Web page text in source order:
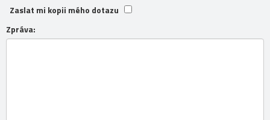
Zaslat mi kopii mého dotazu
Zpráva: